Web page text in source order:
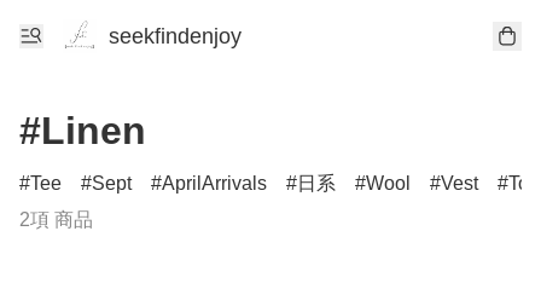
seekfindenjoy
#Linen
Tee Sept AprilArrivals 日系 Wool Vest
2項 商品